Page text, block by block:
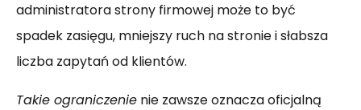
administratora strony firmowej może to być
spadek zasięgu, mniejszy ruch na stronie i słabsza
liczba zapytań od klientów.
Takie ograniczenie nie zawsze oznacza oficjalną